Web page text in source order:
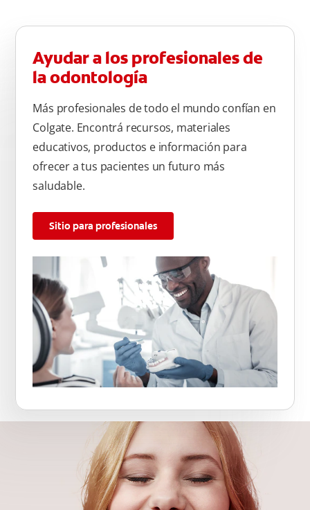
Ayudar a los profesionales de
la odontología
Más profesionales de todo el mundo confían en
Colgate. Encontrá recursos, materiales
educativos, productos e información para
ofrecer a tus pacientes un futuro más
saludable.
Sitio para profesionales